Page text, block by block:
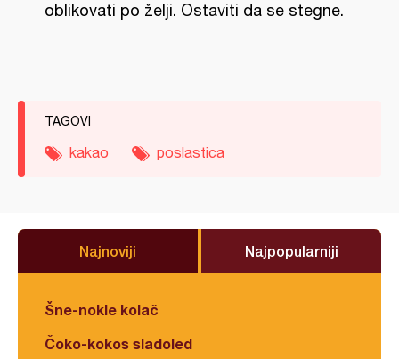
oblikovati po želji. Ostaviti da se stegne.
TAGOVI
kakao poslastica
Najnoviji Najpopularniji
Šne-nokle kolač
Čoko-kokos sladoled